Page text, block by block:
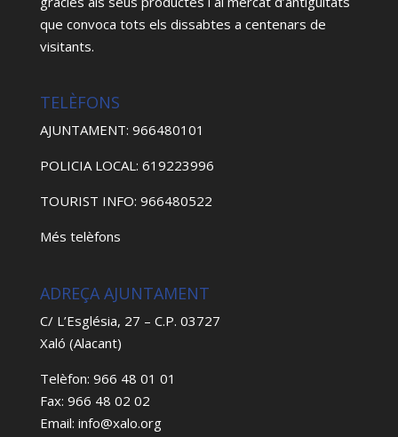
que convoca tots els dissabtes a centenars de
visitants.
TELÈFONS
AJUNTAMENT: 966480101
POLICIA LOCAL: 619223996
TOURIST INFO: 966480522
Més telèfons
ADREÇA AJUNTAMENT
C/ L’Església, 27 – C.P. 03727
Xaló (Alacant)
Telèfon: 966 48 01 01
Fax: 966 48 02 02
Email: info@xalo.org